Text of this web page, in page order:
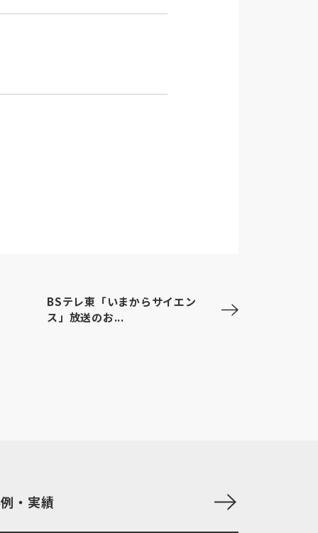
BSテレ東「いまからサイエン
ス」放送のお...
・実績